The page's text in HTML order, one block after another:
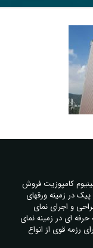
کامپوزیت فروش
در زمینه ورقهای
و اجرای نمای
با بیش از 20 سال سابقه حرفه ای در زمینه نمای
رزمه قوی از انواع